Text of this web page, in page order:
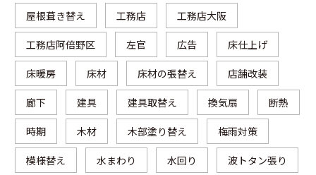
屋根葺き替え 工務店 工務店大阪
工務店阿倍野区 左官 広告 床仕上げ
床暖房 床材 床材の張替え 店舗改装
廊下 建具 建具取替え 換気扇 断熱
時期 木材 木部塗り替え 梅雨対策
模様替え 水まわり 水回り 波トタン張り